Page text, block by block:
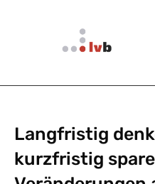
Langfristig
kurzfristig